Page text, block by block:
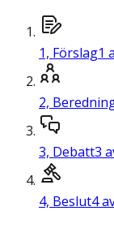
1, Förslag1
2,
3, Debatt3
4, Beslut4